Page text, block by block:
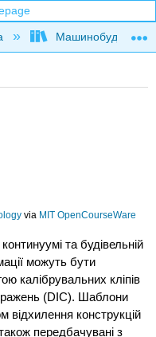
hierarchy
via MIT OpenCourseWare
та будівельній
можуть бути
калібрувальних кліпів
(DIC). Шаблони
відхилення конструкцій
передбачувані з